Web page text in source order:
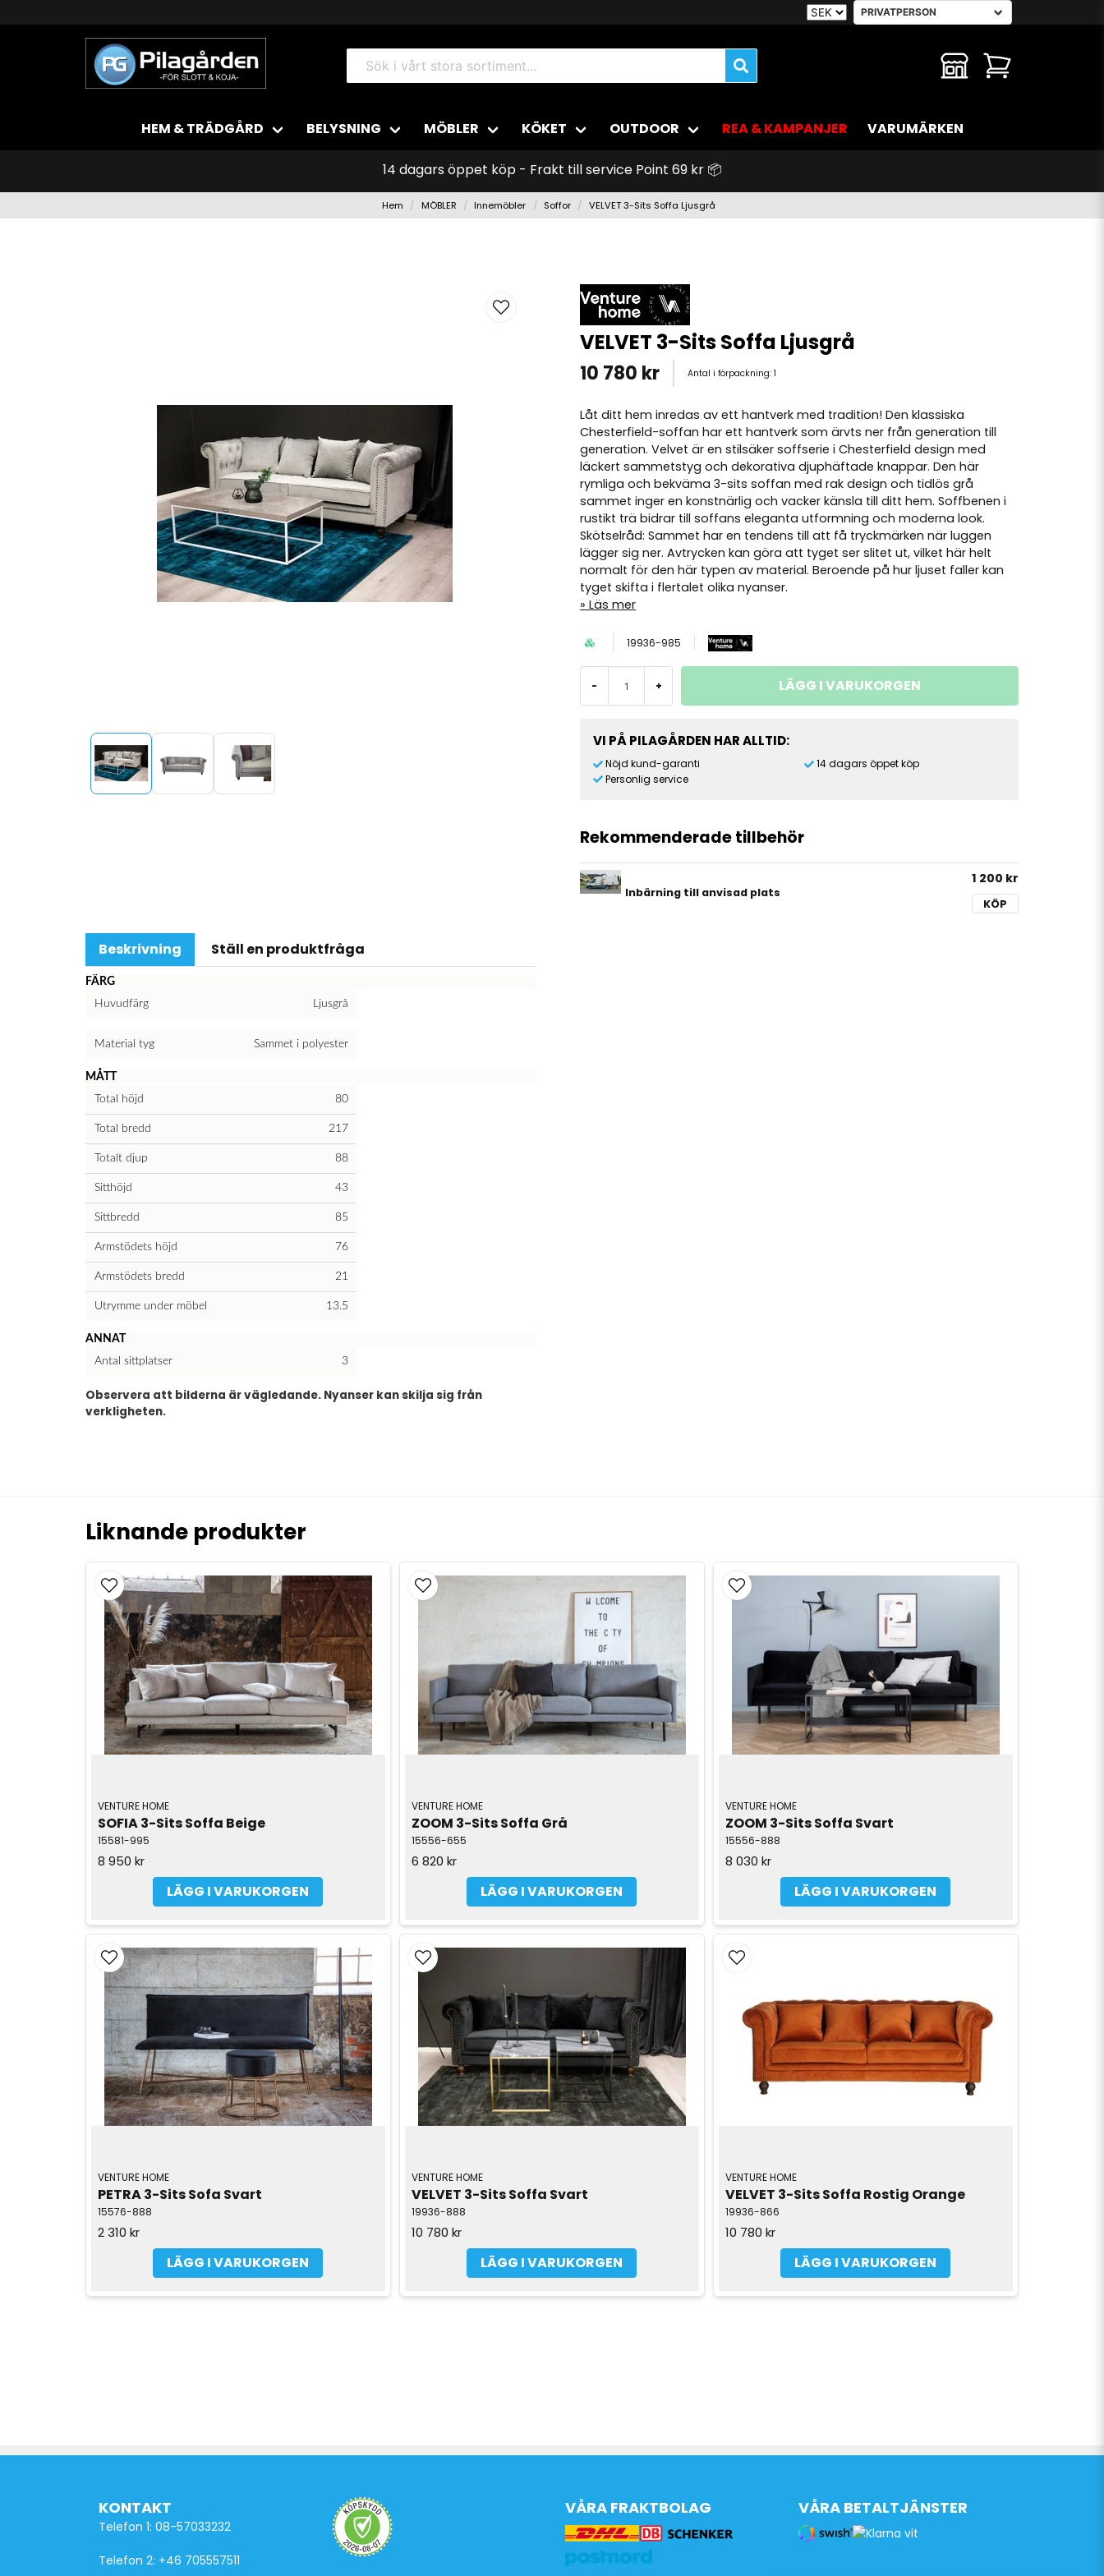
HEM & TRÄDGÅRD BELYSNING MÖBLER KÖKET OUTDOOR REA & KAMPANJER VARUMÄRKEN
14 dagars öppet köp - Frakt till service Point 69 kr 📦
Hem MÖBLER Innemöbler Soffor VELVET 3-Sits Soffa Ljusgrå
VELVET 3-Sits Soffa Ljusgrå
10 780 kr Antal i förpackning:1
Låt ditt hem inredas av ett hantverk med tradition! Den klassiska
Chesterfield-soffan har ett hantverk som ärvts ner från generation till
generation. Velvet är en stilsäker soffserie i Chesterfield design med
läckert sammetstyg och dekorativa djuphäftade knappar. Den här
rymliga och bekväma 3-sits soffan med rak design och tidlös grå
sammet inger en konstnärlig och vacker känsla till ditt hem. Soffbenen i
rustikt trä bidrar till soffans eleganta utformning och moderna look.
Skötselråd: Sammet har en tendens till att få tryckmärken när luggen
lägger sig ner. Avtrycken kan göra att tyget ser slitet ut, vilket här helt
normalt för den här typen av material. Beroende på hur ljuset faller kan
tyget skifta i flertalet olika nyanser.
Läs mer
19936-985
- + LÄGG I VARUKORGEN
VI PÅ PILAGÅRDEN HAR ALLTID:
Nöjd kund-garanti
Personlig service
14 dagars öppet köp
Rekommenderade tillbehör
Inbärning till anvisad plats
1 200 kr
KÖP
Beskrivning Ställ en produktfråga
FÄRG
Huvudfärg
Ljusgrå
Material tyg Sammet i polyester
MÅTT
Total höjd
80
Total bredd 217
Totalt djup 88
Sitthöjd 43
Sittbredd 85
Armstödets höjd 76
Armstödets bredd 21
Utrymme under möbel 13.5
ANNAT
Antal sittplatser
3
Observera att bilderna är vägledande. Nyanser kan skilja sig från
verkligheten.
Liknande produkter
VENTURE HOME
SOFIA 3-Sits Soffa Beige
15581-995
8 950 kr
LÄGG I VARUKORGEN
VENTURE HOME
ZOOM 3-Sits Soffa Grå
15556-655
6 820 kr
LÄGG I VARUKORGEN
VENTURE HOME
ZOOM 3-Sits Soffa Svart
15556-888
8 030 kr
LÄGG I VARUKORGEN
VENTURE HOME
PETRA 3-Sits Sofa Svart
15576-888
2 310 kr
LÄGG I VARUKORGEN
VENTURE HOME
VELVET 3-Sits Soffa Svart
19936-888
10 780 kr
LÄGG I VARUKORGEN
VENTURE HOME
VELVET 3-Sits Soffa Rostig Orange
19936-866
10 780 kr
LÄGG I VARUKORGEN
KONTAKT
Telefon 1: 08-57033232
Telefon 2: +46 705557511
VÅRA FRAKTBOLAG VÅRA BETALTJÄNSTER